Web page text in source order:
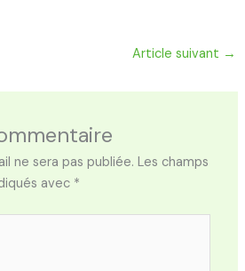
Article suivant →
ne sera pas publiée. Les champs
avec *